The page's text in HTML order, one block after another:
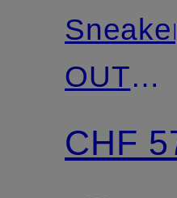
Sneaker
OUT
OF
CHF